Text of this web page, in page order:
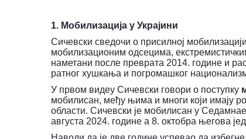
1. Мобилизација у Украјини
Сичевски сведочи о присилној
мобилизационим одсецима,
наметани после преврата 2014. године и
ратног хушкања и погромашког
У првом видеу Сичевски говори о поступку
мобилисан, међу њима и многи који имају
области. Сичевски је мобилисан у
августа 2024. године а 8. октобра његова